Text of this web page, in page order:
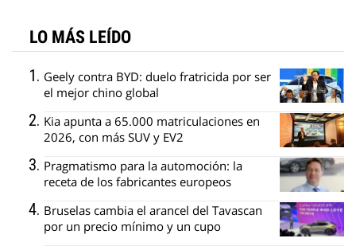
LO MÁS LEÍDO
Geely contra BYD: duelo fratricida por ser
el mejor chino global
Kia apunta a 65.000 matriculaciones en
2026, con más SUV y EV2
Pragmatismo para la automoción: la
receta de los fabricantes europeos
Bruselas cambia el arancel del Tavascan
por un precio mínimo y un cupo